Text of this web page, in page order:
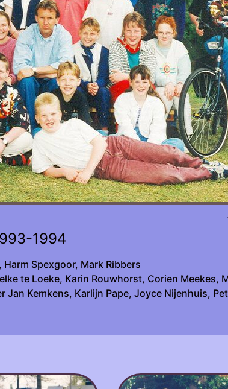
Beltrum fotonr.
1994
Spexgoor, Mark Ribbers
te Loeke, Karin Rouwhorst, Corien Meekes,
Kemkens, Karlijn Pape, Joyce Nijenhuis,